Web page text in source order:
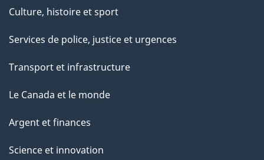
Culture, histoire et sport
Services de police, justice et urgences
Transport et infrastructure
Le Canada et le monde
Argent et finances
Science et innovation